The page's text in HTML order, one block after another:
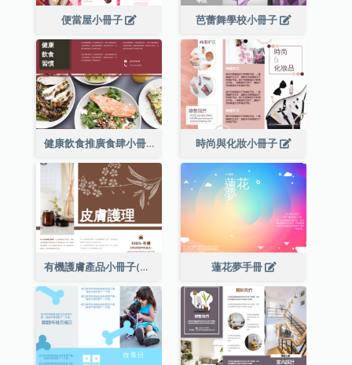
便當屋小冊子 芭蕾舞學校小冊子
健康飲食推廣食肆小冊子 時尚與化妝小冊子
有機護膚產品小冊子(附詳細信息) 蓮花夢手冊